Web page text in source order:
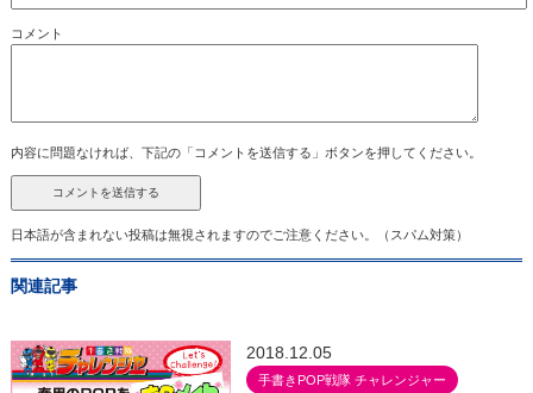
コメント
内容に問題なければ、下記の「コメントを送信する」ボタンを押してください。
日本語が含まれない投稿は無視されますのでご注意ください。（スパム対策）
関連記事
2018.12.05
手書きPOP戦隊 チャレンジャー